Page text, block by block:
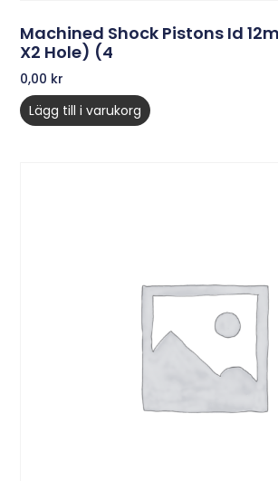
Machined Shock Pistons Id
X2 Hole) (4
0,00 kr
Lägg till i varukorg